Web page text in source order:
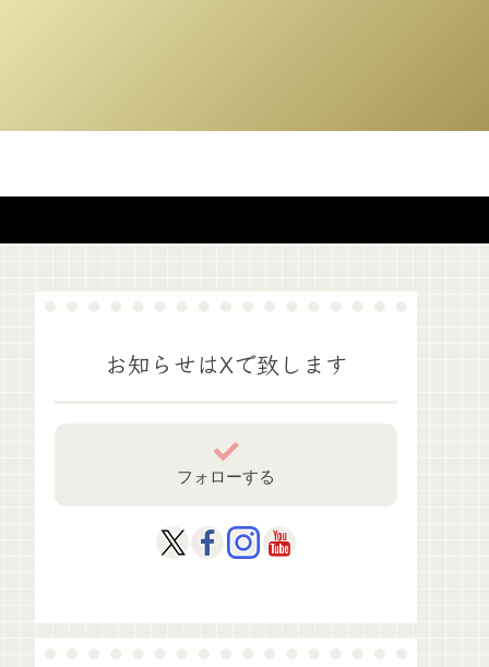
お知らせはXで致します
フォローする